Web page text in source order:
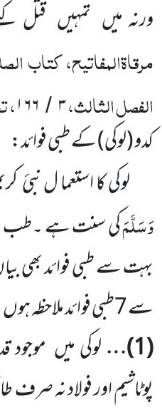
ورنہ میں تمہیں قتل
مرقاۃالمفاتیح، کتاب
الفصل الثالث،۳ / ۱۶۶
کدو (لوکی) کے طبی فوائد:
لوکی کا استعما ل نبیٔ
وَسَلَّمَکی سنت ہے ۔طب
بہت سےطبی فوائد بھی
سے7طبی فوائد ملاحظہ
(
1
)…لوکی میں موجود
پوٹاشیم اور فولاد نہ